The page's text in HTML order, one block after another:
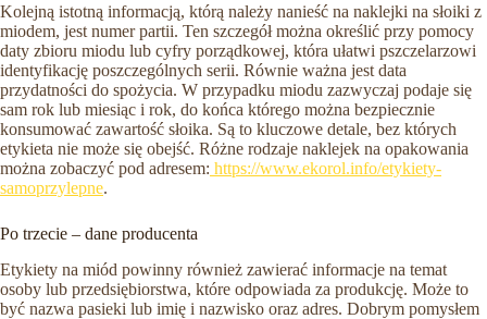
Kolejną istotną informacją, którą należy nanieść na naklejki na słoiki z
miodem, jest numer partii. Ten szczegół można określić przy pomocy
daty zbioru miodu lub cyfry porządkowej, która ułatwi pszczelarzowi
identyfikację poszczególnych serii. Równie ważna jest data
przydatności do spożycia. W przypadku miodu zazwyczaj podaje się
sam rok lub miesiąc i rok, do końca którego można bezpiecznie
konsumować zawartość słoika. Są to kluczowe detale, bez których
etykieta nie może się obejść. Różne rodzaje naklejek na opakowania
można zobaczyć pod adresem: https://www.ekorol.info/etykiety-
samoprzylepne.
Po trzecie – dane producenta
Etykiety na miód powinny również zawierać informacje na temat
osoby lub przedsiębiorstwa, które odpowiada za produkcję. Może to
być nazwa pasieki lub imię i nazwisko oraz adres. Dobrym pomysłem